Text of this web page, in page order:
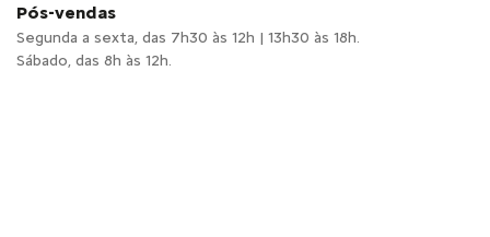
Pós-vendas
Segunda a sexta, das 7h30 às 12h | 13h30 às 18h.
Sábado, das 8h às 12h.